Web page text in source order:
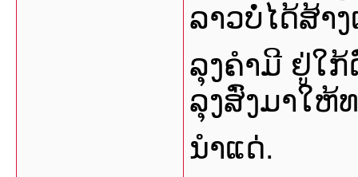
ລາວບໍ່ໄດ້ສ້າ
ລຸງຄໍາມີ ຢູ່ໃ
ລຸງສົ່ງມາໃຫ້
ນໍາແດ່.